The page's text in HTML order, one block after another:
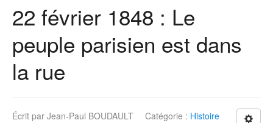
22 février 1848 : Le
peuple parisien est dans
la rue
Écrit par Jean-Paul BOUDAULT Catégorie : Histoire